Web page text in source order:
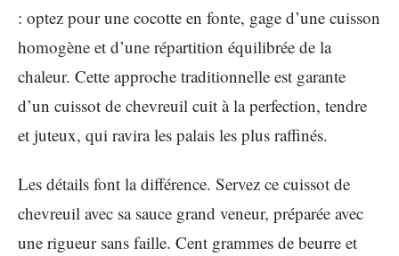
: optez pour une cocotte en fonte, gage d’une cuisson
homogène et d’une répartition équilibrée de la
chaleur. Cette approche traditionnelle est garante
d’un cuissot de chevreuil cuit à la perfection, tendre
et juteux, qui ravira les palais les plus raffinés.
Les détails font la différence. Servez ce cuissot de
chevreuil avec sa sauce grand veneur, préparée avec
une rigueur sans faille. Cent grammes de beurre et